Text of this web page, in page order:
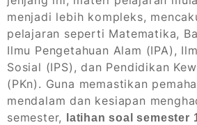
menjadi lebih kompleks,
pelajaran seperti Matematika,
Ilmu Pengetahuan Alam (IPA),
Sosial (IPS), dan Pendidikan
(PKn). Guna memastikan
mendalam dan kesiapan
semester,
latihan soal semester